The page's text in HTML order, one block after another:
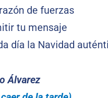
de fuerzas
tu mensaje
día la Navidad
Álvarez